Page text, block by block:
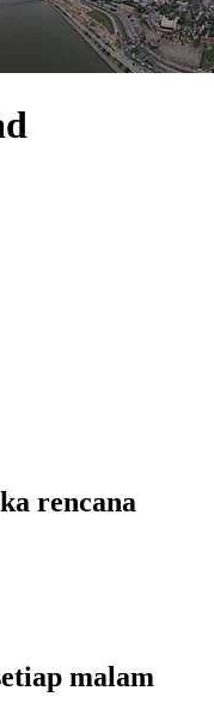
rencana
malam